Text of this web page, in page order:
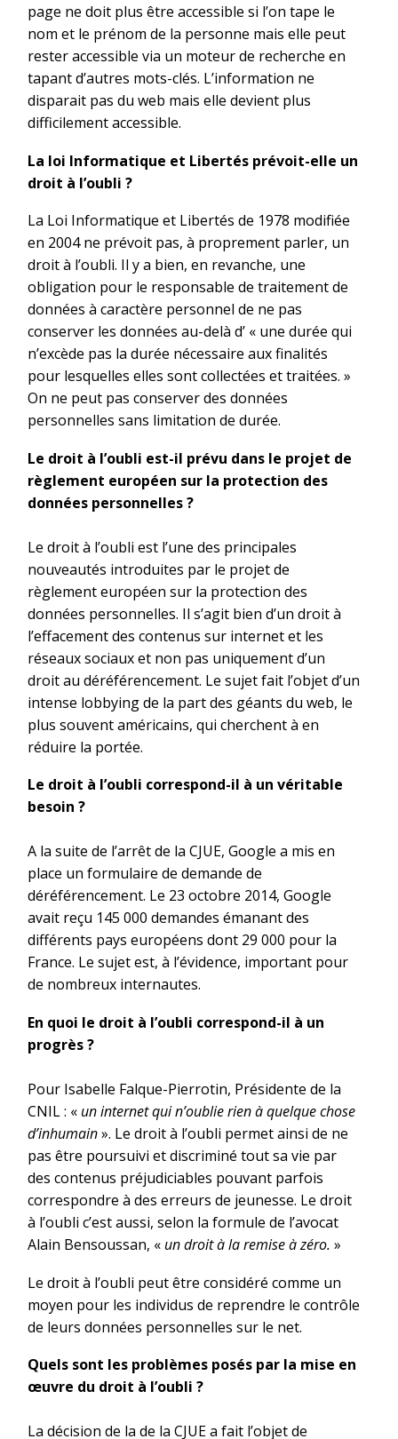
page ne doit plus être accessible si l’on tape le
nom et le prénom de la personne mais elle peut
rester accessible via un moteur de recherche en
tapant d’autres mots-clés. L’information ne
disparait pas du web mais elle devient plus
difficilement accessible.
La loi Informatique et Libertés prévoit-elle un
droit à l’oubli ?
La Loi Informatique et Libertés de 1978 modifiée
en 2004 ne prévoit pas, à proprement parler, un
droit à l’oubli. Il y a bien, en revanche, une
obligation pour le responsable de traitement de
données à caractère personnel de ne pas
conserver les données au-delà d’ « une durée qui
n’excède pas la durée nécessaire aux finalités
pour lesquelles elles sont collectées et traitées. »
On ne peut pas conserver des données
personnelles sans limitation de durée.
Le droit à l’oubli est-il prévu dans le projet de
règlement européen sur la protection des
données personnelles ?
Le droit à l’oubli est l’une des principales
nouveautés introduites par le projet de
règlement européen sur la protection des
données personnelles. Il s’agit bien d’un droit à
l’effacement des contenus sur internet et les
réseaux sociaux et non pas uniquement d’un
droit au déréférencement. Le sujet fait l’objet d’un
intense lobbying de la part des géants du web, le
plus souvent américains, qui cherchent à en
réduire la portée.
Le droit à l’oubli correspond-il à un véritable
besoin ?
A la suite de l’arrêt de la CJUE, Google a mis en
place un formulaire de demande de
déréférencement. Le 23 octobre 2014, Google
avait reçu 145 000 demandes émanant des
différents pays européens dont 29 000 pour la
France. Le sujet est, à l’évidence, important pour
de nombreux internautes.
En quoi le droit à l’oubli correspond-il à un
progrès ?
Pour Isabelle Falque-Pierrotin, Présidente de la
CNIL : « un internet qui n’oublie rien à quelque chose
d’inhumain». Le droit à l’oubli permet ainsi de ne
pas être poursuivi et discriminé tout sa vie par
des contenus préjudiciables pouvant parfois
correspondre à des erreurs de jeunesse. Le droit
à l’oubli c’est aussi, selon la formule de l’avocat
Alain Bensoussan, « un droit à la remise à zéro. »
Le droit à l’oubli peut être considéré comme un
moyen pour les individus de reprendre le contrôle
de leurs données personnelles sur le net.
Quels sont les problèmes posés par la mise en
œuvre du droit à l’oubli ?
La décision de la de la CJUE a fait l’objet de